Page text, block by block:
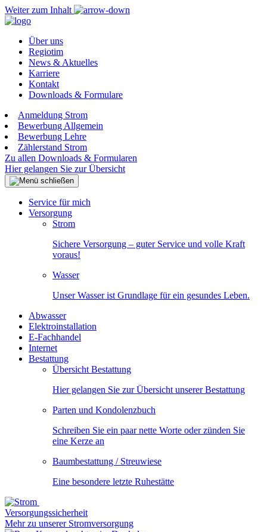
Weiter zum Inhalt
Über uns
Regiotim
News & Aktuelles
Karriere
Kontakt
Downloads & Formulare
Anmeldung Strom
Bewerbung Allgemein
Bewerbung Lehre
Zählerstand Strom
Zu allen Downloads & Formularen
Hier gelangen Sie zur Übersicht
Service für mich
Versorgung
Strom
Sichere Versorgung – guter Service und volle Kraft
voraus!
Wasser
Unser Wasser ist Grundlage für ein gesundes Leben.
Abwasser
Elektroinstallation
E-Fachhandel
Internet
Bestattung
Übersicht Bestattung
Hier gelangen Sie zur Übersicht unserer Bestattung
Parten und Kondolenzbuch
Schreiben Sie ein paar nette Worte oder zünden Sie
eine Kerze an
Baumbestattung / Streuwiese
Eine besondere letzte Ruhestätte
Versorgungssicherheit
Mehr zu unserer Stromversorgung